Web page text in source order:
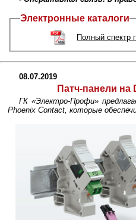
Электронные каталоги
Полный спектр
08.07.2019
Патч-панели
ГК «Электро-Профи»
Phoenix Contact, которые